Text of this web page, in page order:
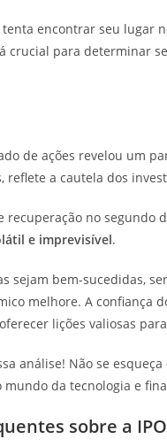
encontrar seu lugar
crucial para determinar
de ações revelou um
reflete a cautela dos
recuperação no segundo
e imprevisível.
sejam bem-sucedidas,
melhore. A confiança
lições valiosas
análise! Não se
da tecnologia e
sobre a